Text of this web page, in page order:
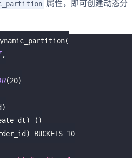
属性，即可创建动态分
(
,
(20)
)
) ( )
) BUCKETS 10